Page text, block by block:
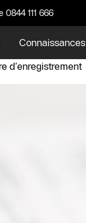
0844 111 666
Connaissances
d’enregistrement